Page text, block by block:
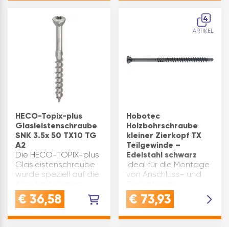
Kopfdurchmesser und
kann dank dieser
zusammen und fixiert
sie gleichzeitig axial
über das Gewinde.
HECO-Topix-plus
Glasleistenschraube
SNK 3.5x 50 TX10 TG
A2
Die HECO-TOPIX-plus
Glasleistenschraube
wurde speziell auf die
Querschnitten und in
engen
€ 36,58
4
ARTIKEL
Hobotec
Holzbohrschraube
kleiner Zierkopf TX
Teilgewinde –
Edelstahl schwarz
Ideal für die Montage
von Anschluss- und
Sichtbereich (z.B. an
Fussböden, Fenster-
€ 73,93